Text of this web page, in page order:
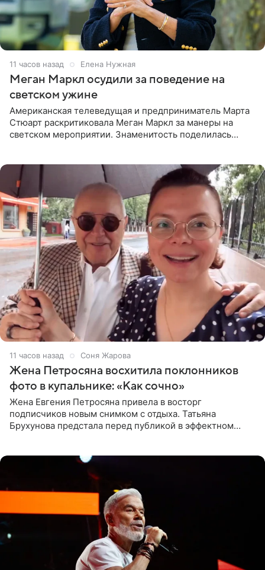
11 часов назад Елена Нужная
Меган Маркл осудили за поведение на
светском ужине
Американская телеведущая и предприниматель Марта
Стюарт раскритиковала Меган Маркл за манеры на
светском мероприятии. Знаменитость поделилась
11 часов назад Соня Жарова
Жена Петросяна восхитила поклонников
фото в купальнике: «Как сочно»
Жена Евгения Петросяна привела в восторг
подписчиков новым снимком с отдыха. Татьяна
Брухунова предстала перед публикой в эффектном